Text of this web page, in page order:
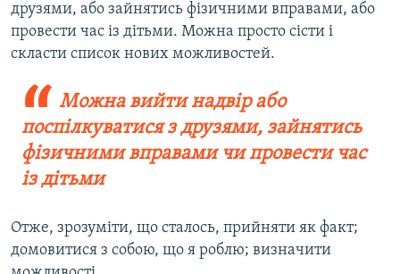
друзями, або зайнятись фізичними вправами, або
провести час із дітьми. Можна просто сісти і
скласти список нових можливостей.
Можна вийти надвір або
поспілкуватися з друзями, зайнятись
фізичними вправами чи провести час
із дітьми
Отже, зрозуміти, що сталось, прийняти як факт;
домовитися з собою, що я роблю; визначити